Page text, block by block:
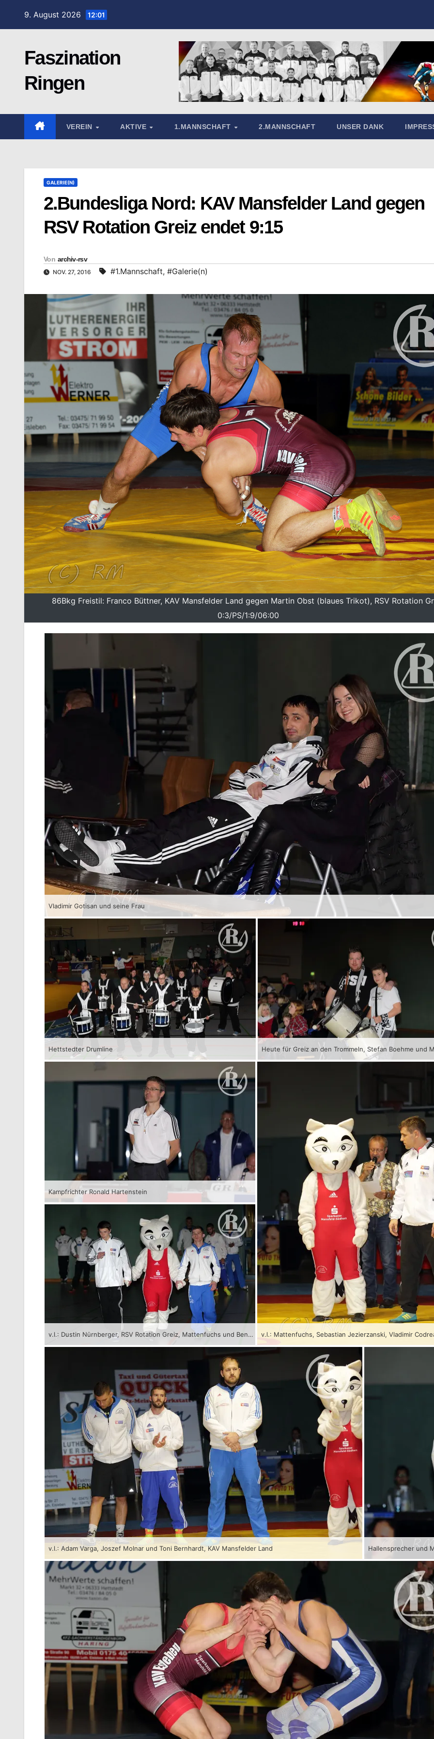
9. August 2026 12:01
Faszination
Ringen
VEREIN AKTIVE 1.MANNSCHAFT 2.MANNSCHAFT UNSER DANK
GALERIE(N)
2.Bundesliga Nord: KAV Mansfelder Land gegen
RSV Rotation Greiz endet 9:15
Von archiv-rsv
NOV. 27, 2016 #1.Mannschaft, #Galerie(n)
86Bkg Freistil: Franco Büttner, KAV Mansfelder Land gegen Martin Obst (blaues Trikot), RSV Rotation
0:3/PS/1:9/06:00
Vladimir Gotisan und seine Frau
Hettstedter Drumline
Kampfrichter Ronald Hartenstein
v.l.: Dustin Nürnberger, RSV Rotation Greiz, Mattenfuchs und Bence Juhasz, KAV Mansfelder Land v.l.: Mattenfuchs, Sebastian Jezierzanski, Vladimir
v.l.: Adam Varga, Joszef Molnar und Toni Bernhardt, KAV Mansfelder Land Hallensprecher und